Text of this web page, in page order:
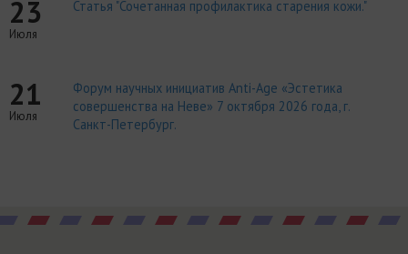
23
Июля
Статья "Сочетанная профилактика старения кожи."
21
Июля
Форум научных инициатив Anti-Age «Эстетика
совершенства на Неве» 7 октября 2026 года, г.
Санкт-Петербург.